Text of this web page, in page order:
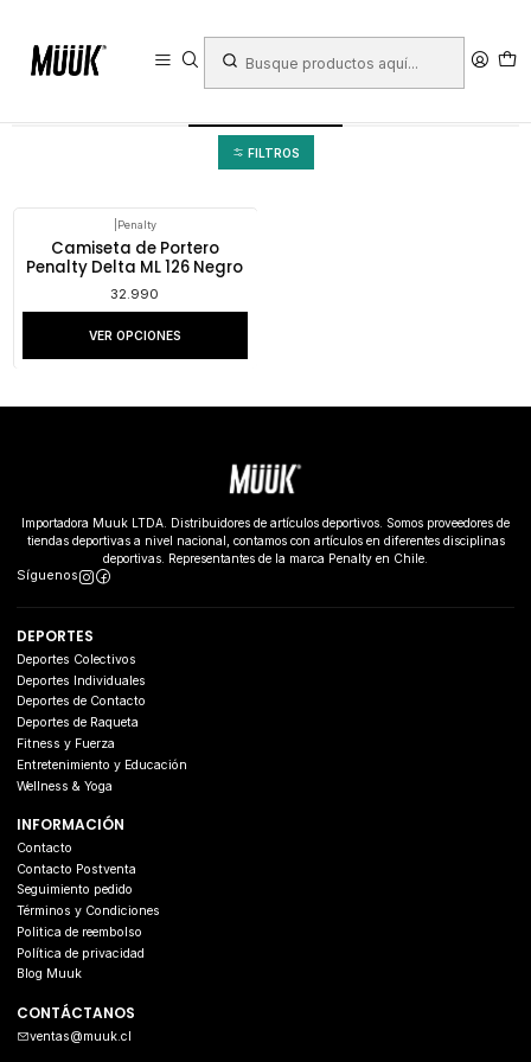
Arquero
FILTROS
Penalty
Camiseta de Portero
Penalty Delta ML 126 Negro
32.990
VER OPCIONES
Importadora Muuk LTDA. Distribuidores de artículos deportivos. Somos proveedores de
tiendas deportivas a nivel nacional, contamos con artículos en diferentes disciplinas
deportivas. Representantes de la marca Penalty en Chile.
Síguenos
DEPORTES
Deportes Colectivos
Deportes Individuales
Deportes de Contacto
Deportes de Raqueta
Fitness y Fuerza
Entretenimiento y Educación
Wellness & Yoga
INFORMACIÓN
Contacto
Contacto Postventa
Seguimiento pedido
Términos y Condiciones
Politica de reembolso
Política de privacidad
Blog Muuk
CONTÁCTANOS
ventas@muuk.cl